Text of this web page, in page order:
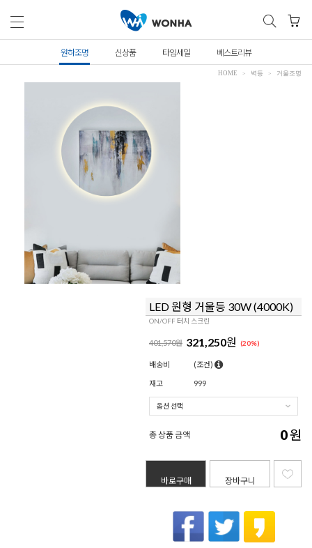
원하조명 신상품 타임세일 베스트리뷰
HOME 벽등 거울조명
LED 원형 거울등 30W (4000K)
ON/OFF 터치 스크린
401,570원 321,250원 (20%)
배송비 (조건)
재고 999
총 상품 금액 0원
바로구매 장바구니